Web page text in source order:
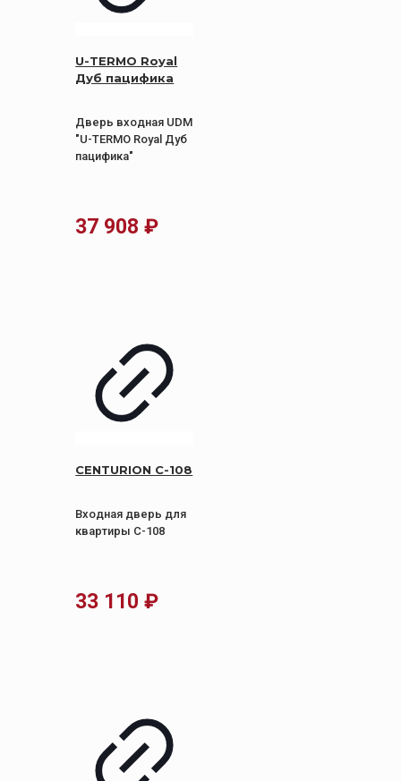
U-TERMO Royal
Дуб пацифика
Дверь входная UDM
"U-TERMO Royal Дуб
пацифика"
37 908₽
CENTURION C-108
Входная дверь для
квартиры C-108
33 110₽